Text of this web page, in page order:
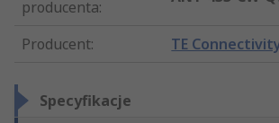
producenta:
Producent: TE
Specyfikacje